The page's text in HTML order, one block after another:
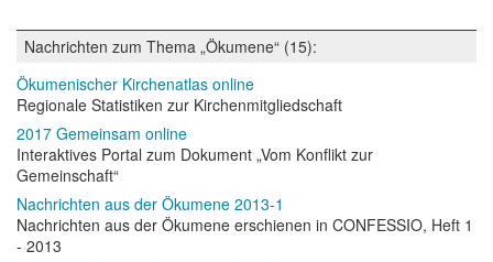
Nachrichten zum Thema „Ökumene“ (15):
Ökumenischer Kirchenatlas online
Regionale Statistiken zur Kirchenmitgliedschaft
2017 Gemeinsam online
Interaktives Portal zum Dokument „Vom Konflikt zur
Gemeinschaft“
Nachrichten aus der Ökumene 2013-1
Nachrichten aus der Ökumene erschienen in CONFESSIO, Heft 1
- 2013